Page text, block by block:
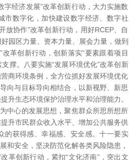
经济发展”改革创新行动，大力实施数
市数字化，加快建设数字经济、数字社
放协作”改革创新行动，用好RCEP、自
园区力量、资本力量、展会力量，做到
革创新行动，创新落实“要素跟着项目
撑。八要实施“发展环境优化”改革创新
商环境条例，全方位抓好发展环境优化
向与目标导向相结合，以新视野、新思
升生态环境保护治理水平和治理能力。
中心的发展思想，聚焦群众所思所想所
升市民群众收入水平、增加公共服务供
的获得感、幸福感、安全感。十一要实
和安全，坚决防范化解各类风险隐患，
革创新行动，紧扣“文化济南”，突出文